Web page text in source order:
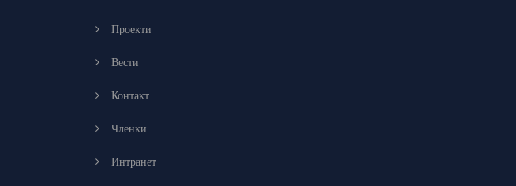
Проекти
Вести
Контакт
Членки
Интранет